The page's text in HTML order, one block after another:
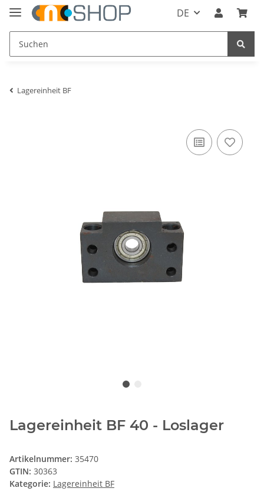
DE
Lagereinheit BF
Lagereinheit BF 40 - Loslager
Artikelnummer: 35470
GTIN: 30363
Kategorie: Lagereinheit BF